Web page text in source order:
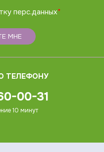
перс.данных*
МНЕ
ТЕЛЕФОНУ
00-31
10 минут